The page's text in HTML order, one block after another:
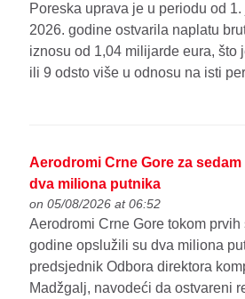
Poreska uprava je u periodu od
2026. godine ostvarila naplatu
iznosu od 1,04 milijarde eura, što
ili 9 odsto više u odnosu na isti
Aerodromi Crne Gore za
dva miliona putnika
on 05/08/2026 at 06:52
Aerodromi Crne Gore tokom
godine opslužili su dva miliona
predsjednik Odbora direktora
Madžgalj, navodeći da ostvareni